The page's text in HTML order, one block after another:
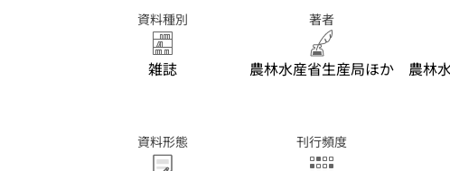
資料種別
雑誌
著者
農林水産省生産局ほか
農林
資料形態 刊行頻度